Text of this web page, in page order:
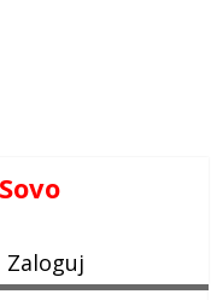
Zaloguj